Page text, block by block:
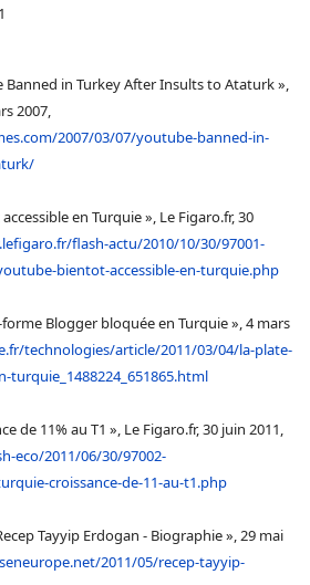
Banned in Turkey After Insults to Ataturk »,
2007,
2007/03/07/youtube-banned-in-
en Turquie », Le Figaro.fr, 30
flash-actu/2010/10/30/97001-
bientot-accessible-en-turquie.php
Blogger bloquée en Turquie », 4 mars
technologies/article/2011/03/04/la-plate-
de 11% au T1 », Le Figaro.fr, 30 juin 2011,
eco/2011/06/30/97002-
croissance-de-11-au-t1.php
Tayyip Erdogan - Biographie », 29 mai
2011/05/recep-tayyip-